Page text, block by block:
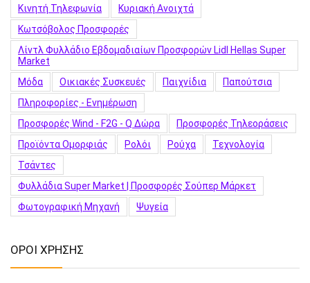
Κινητή Τηλεφωνία
Κυριακή Ανοιχτά
Κωτσόβολος Προσφορές
Λίντλ Φυλλάδιο Εβδομαδιαίων Προσφορών Lidl Hellas Super
Market
Μόδα
Οικιακές Συσκευές Παιχνίδια
Παπούτσια
Πληροφορίες - Ενημέρωση
Προσφορές Wind - F2G - Q Δώρα
Προσφορές Τηλεοράσεις
Προϊόντα Ομορφιάς
Ρολόι Ρούχα
Τεχνολογία
Τσάντες
Φυλλάδια Super Market | Προσφορές Σούπερ Μάρκετ
Φωτογραφική Μηχανή
Ψυγεία
ΟΡΟΙ ΧΡΗΣΗΣ